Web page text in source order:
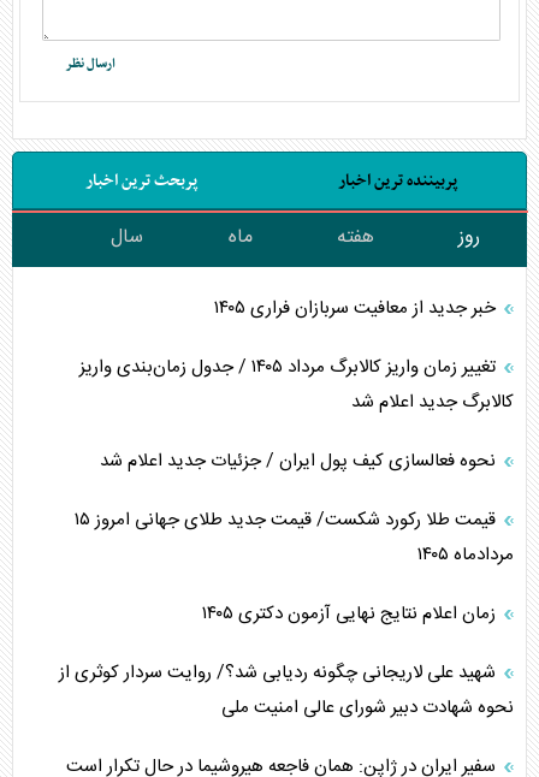
پربیننده ترین اخبار پربحث ترین اخبار
روز هفته ماه سال
خبر جدید از معافیت سربازان فراری ۱۴۰۵
تغییر زمان واریز کالابرگ مرداد ۱۴۰۵ / جدول زمان‌بندی واریز
کالابرگ جدید اعلام شد
نحوه فعالسازی کیف پول ایران / جزئیات جدید اعلام شد
قیمت طلا رکورد شکست/ قیمت جدید طلای جهانی امروز ۱۵
مردادماه ۱۴۰۵
زمان اعلام نتایج نهایی آزمون دکتری ۱۴۰۵
شهید علی لاریجانی چگونه ردیابی شد؟/ روایت سردار کوثری از
نحوه شهادت دبیر شورای عالی امنیت ملی
سفیر ایران در ژاپن: همان فاجعه هیروشیما در حال تکرار است